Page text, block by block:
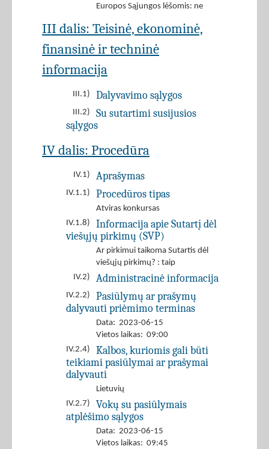
Europos Sąjungos lėšomis: ne
III dalis: Teisinė, ekonominė,
finansinė ir techninė
informacija
III.1) Dalyvavimo sąlygos
III.2)
Su sutartimi susijusios
sąlygos
IV dalis: Procedūra
IV.1) Aprašymas
IV.1.1) Procedūros tipas
Atviras konkursas
IV.1.8)
Informacija apie Sutartį dėl
viešųjų pirkimų (SVP)
Ar pirkimui taikoma Sutartis dėl
viešųjų pirkimų? : taip
IV.2)
Administracinė informacija
IV.2.2)
Pasiūlymų ar prašymų
dalyvauti priėmimo terminas
Data: 2023-06-15
Vietos laikas: 09:00
IV.2.4)
Kalbos, kuriomis gali būti
teikiami pasiūlymai ar prašymai
dalyvauti
Lietuvių
IV.2.7)
Vokų su pasiūlymais
atplėšimo sąlygos
Data: 2023-06-15
Vietos laikas: 09:45